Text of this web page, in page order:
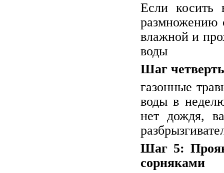
Если косить
размножению
влажной и
воды
Шаг
газонные
воды в
нет дождя,
Шаг 5:
сорняками